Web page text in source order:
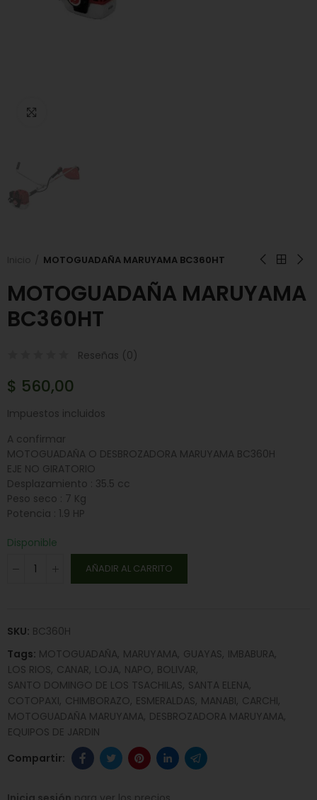
MOTOGUADAÑA MARUYAMA BC360HT
MOTOGUADAÑA MARUYAMA
BC360HT
Reseñas (0)
$ 560,00
Impuestos incluidos
A confirmar
MOTOGUADAÑA O DESBROZADORA MARUYAMA BC360H
EJE NO GIRATORIO
Desplazamiento : 35.5 cc
Peso seco : 7 Kg
Potencia : 1.9 HP
Disponible
AÑADIR AL CARRITO
SKU: BC360H
Tags: MOTOGUADAÑA MARUYAMA GUAYAS IMBABURA
LOS RIOS CANAR LOJA NAPO BOLIVAR
SANTO DOMINGO DE LOS TSACHILAS SANTA ELENA
COTOPAXI CHIMBORAZO ESMERALDAS MANABI CARCHI
MOTOGUADAÑA MARUYAMA DESBROZADORA MARUYAMA
EQUIPOS DE JARDIN